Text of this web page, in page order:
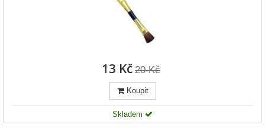
13 Kč 20 Kč
Koupit
Skladem